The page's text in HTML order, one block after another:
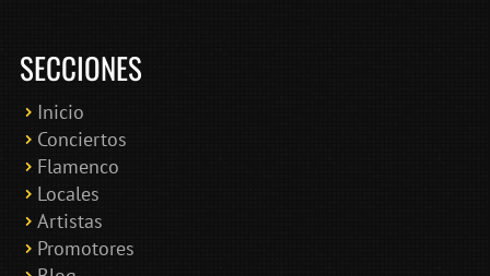
SECCIONES
Inicio
Conciertos
Flamenco
Locales
Artistas
Promotores